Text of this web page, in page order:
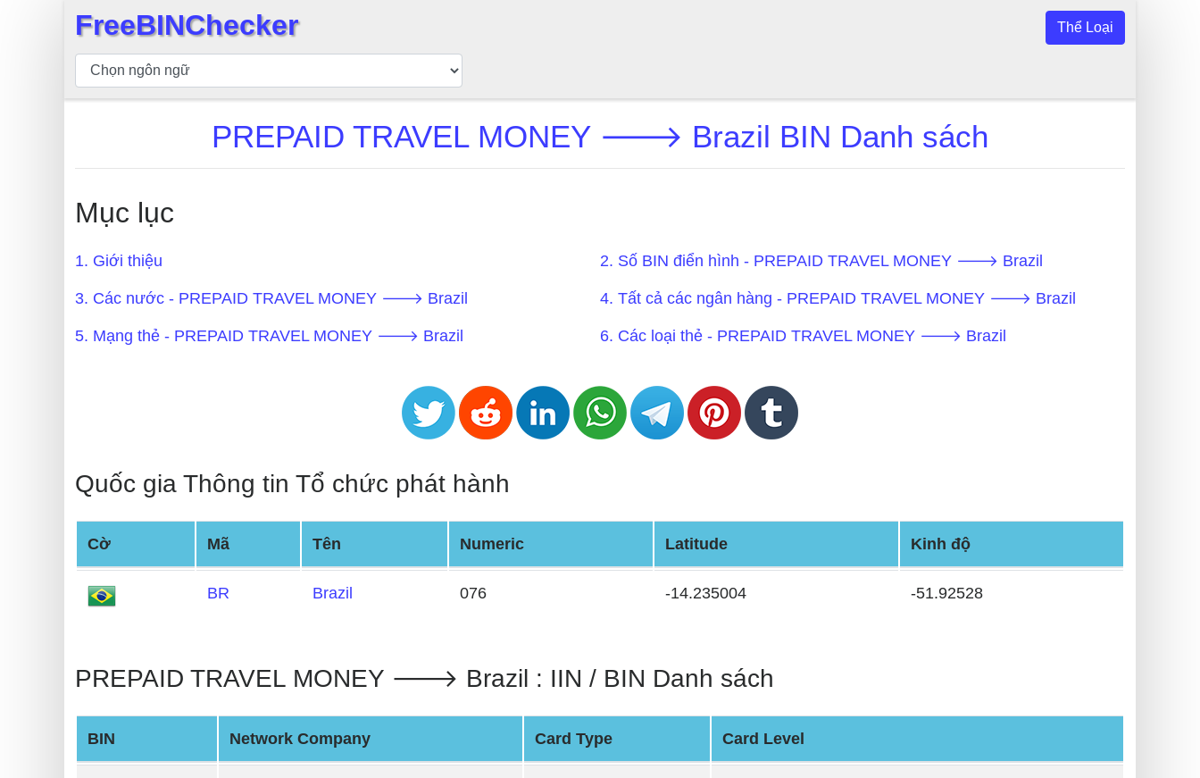
Kiểm
tra
kiếm
Số
API
BIN
CC
Generator
from
Banks
Validator
Card
Generator
FreeBINChecker Thể Loại
PREPAID TRAVEL MONEY 🡒 Brazil BIN Danh sách
Mục lục
1. Giới thiệu 2. Số BIN điển hình - PREPAID TRAVEL MONEY 🡒 Brazil
3. Các nước - PREPAID TRAVEL MONEY 🡒 Brazil 4. Tất cả các ngân hàng - PREPAID TRAVEL MONEY 🡒 Brazil
5. Mạng thẻ - PREPAID TRAVEL MONEY 🡒 Brazil 6. Các loại thẻ - PREPAID TRAVEL MONEY 🡒 Brazil
Quốc gia Thông tin Tổ chức phát hành
Cờ Mã Tên Numeric Latitude Kinh độ
BR Brazil 076 -14.235004 -51.92528
PREPAID TRAVEL MONEY 🡒 Brazil : IIN / BIN Danh sách
BIN Network Company Card Type Card Level